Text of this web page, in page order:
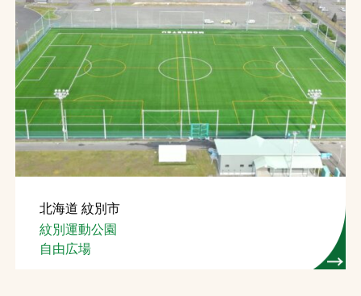
レポート
製品・サービス一覧
施工・管理実績一覧
会社概要
採用情報
検索
お問合せ
北海道 紋別市
紋別運動公園
自由広場